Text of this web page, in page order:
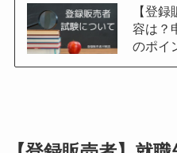
【登
容は？
のポイ